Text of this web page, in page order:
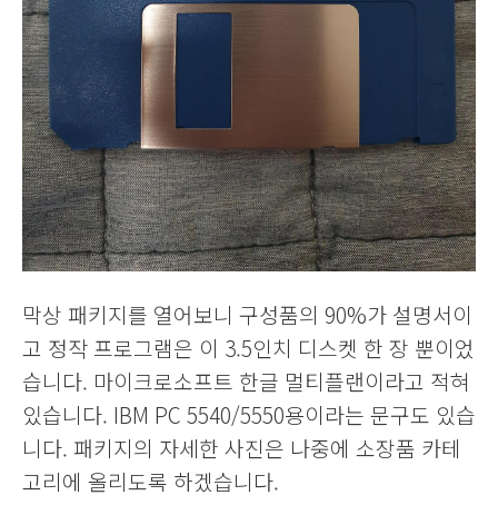
막상 패키지를 열어보니 구성품의 90%가 설명서이
고 정작 프로그램은 이 3.5인치 디스켓 한 장 뿐이었
습니다. 마이크로소프트 한글 멀티플랜이라고 적혀
있습니다. IBM PC 5540/5550용이라는 문구도 있습
니다. 패키지의 자세한 사진은 나중에 소장품 카테
고리에 올리도록 하겠습니다.